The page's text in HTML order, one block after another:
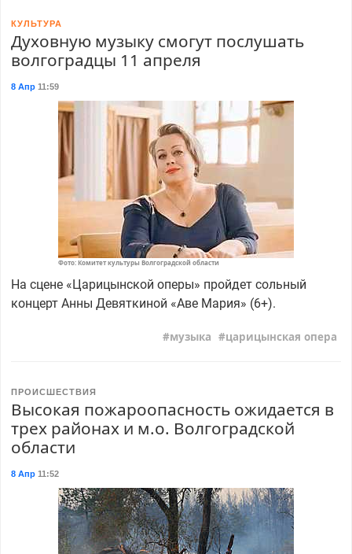
КУЛЬТУРА
Духовную музыку смогут послушать
волгоградцы 11 апреля
8 Апр11:59
Фото: Комитет культуры Волгоградской области
На сцене «Царицынской оперы» пройдет сольный
концерт Анны Девяткиной «Аве Мария» (6+).
музыка царицынская опера
ПРОИСШЕСТВИЯ
Высокая пожароопасность ожидается в
трех районах и м.о. Волгоградской
области
8 Апр11:52